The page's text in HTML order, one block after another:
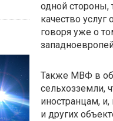
одной стороны,
качество
говоря уже о
Также МВФ в
сельхозземли,
иностранцам,
и других